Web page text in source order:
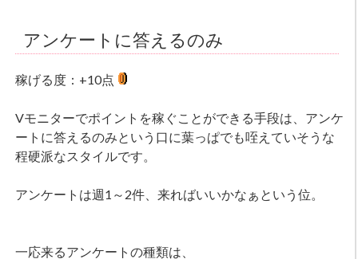
アンケートに答えるのみ
稼げる度：+10点
Vモニターでポイントを稼ぐことができる手段は、アンケ
ートに答えるのみという口に葉っぱでも咥えていそうな
程硬派なスタイルです。
アンケートは週1～2件、来ればいいかなぁという位。
一応来るアンケートの種類は、